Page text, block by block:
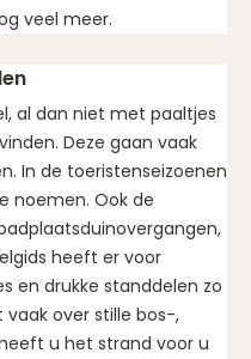
veel meer.
al dan niet met paaltjes
Deze gaan vaak
In de toeristenseizoenen
noemen. Ook de
heeft er voor
en drukke standdelen zo
over stille bos-,
u het strand voor u